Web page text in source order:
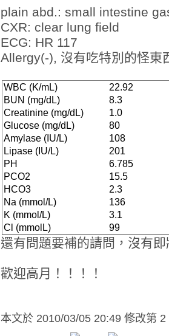
plain abd.: small intestine
CXR: clear lung field
ECG: HR 117
Allergy(-), 沒有吃特別的怪東
WBC (K/mL)
22.92
BUN (mg/dL)
8.3
Creatinine (mg/dL)
1.0
Glucose (mg/dL)
80
Amylase (IU/L)
108
Lipase (IU/L)
201
PH
6.785
PCO2
15.5
HCO3
2.3
Na (mmol/L)
136
K (mmol/L)
3.1
Cl (mmolL)
99
還有問題要補的請問，沒有
歡迎高月！！！！
本文於 2010/03/05 20:49 修改第 2